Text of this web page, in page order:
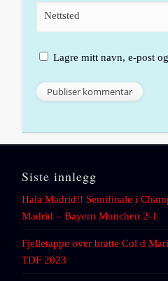
Nettsted
Lagre mitt navn, e-post
Siste innlegg
Hala Madrid!! Semifinale i
Madrid – Bayern Munchen 2-1
Fjelletappe over bratte Col d
TDF 2023